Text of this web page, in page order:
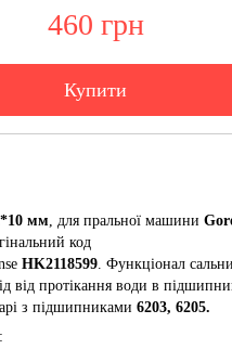
460 грн
Купити
мм , для пральної машини
код
HK2118599 . Функціонал
від протікання води в
з підшипниками 6203, 6205.